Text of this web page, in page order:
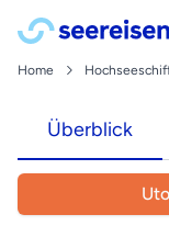
Home
Überblick